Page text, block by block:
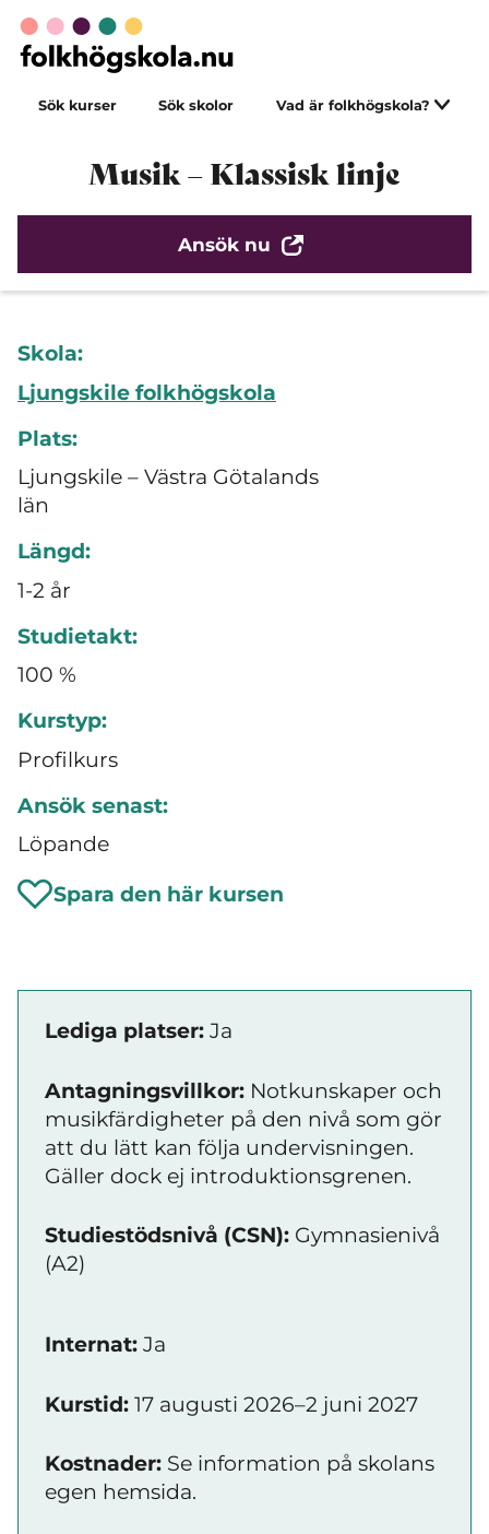
Sök kurser Sök skolor Vad är folkhögskola?
Musik – Klassisk linje
Ansök nu
Skola:
Ljungskile folkhögskola
Plats:
Ljungskile – Västra Götalands
län
Längd:
1-2 år
Studietakt:
100 %
Kurstyp:
Profilkurs
Ansök senast:
Löpande
Spara den här kursen
Lediga platser: Ja
Antagningsvillkor: Notkunskaper och
musikfärdigheter på den nivå som gör
att du lätt kan följa undervisningen.
Gäller dock ej introduktionsgrenen.
Studiestödsnivå (CSN): Gymnasienivå
(A2)
Internat: Ja
Kurstid: 17 augusti 2026–2 juni 2027
Kostnader: Se information på skolans
egen hemsida.